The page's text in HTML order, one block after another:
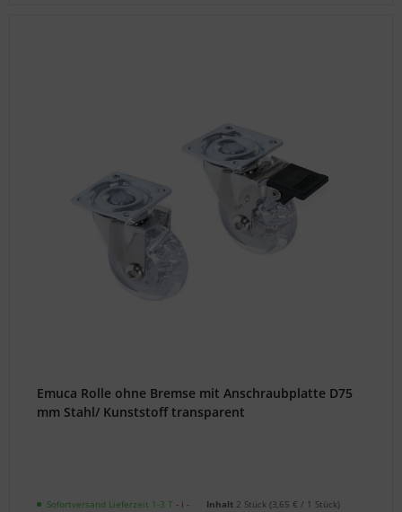
Emuca Rolle ohne Bremse mit Anschraubplatte D75
mm Stahl/ Kunststoff transparent
Sofortversand Lieferzeit 1-3 T- ℹ - Inhalt 2 Stück(3,65 € / 1 Stück)